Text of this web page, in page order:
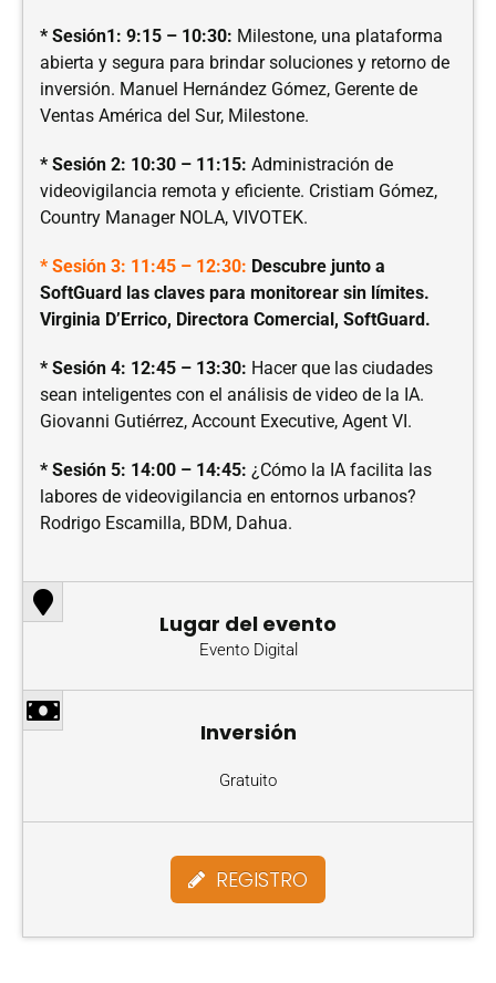
* Sesión1: 9:15 – 10:30: Milestone, una plataforma
abierta y segura para brindar soluciones y retorno de
inversión. Manuel Hernández Gómez, Gerente de
Ventas América del Sur, Milestone.
* Sesión 2: 10:30 – 11:15: Administración de
videovigilancia remota y eficiente. Cristiam Gómez,
Country Manager NOLA, VIVOTEK.
* Sesión 3: 11:45 – 12:30: Descubre junto a
SoftGuard las claves para monitorear sin límites.
Virginia D’Errico, Directora Comercial, SoftGuard.
* Sesión 4: 12:45 – 13:30: Hacer que las ciudades
sean inteligentes con el análisis de video de la IA.
Giovanni Gutiérrez, Account Executive, Agent VI.
* Sesión 5: 14:00 – 14:45: ¿Cómo la IA facilita las
labores de videovigilancia en entornos urbanos?
Rodrigo Escamilla, BDM, Dahua.
Lugar del evento
Evento Digital
Inversión
Gratuito
REGISTRO